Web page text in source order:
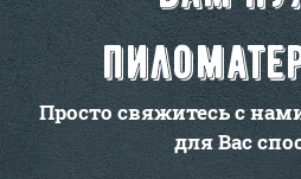
Просто свяжитесь с
для Вас